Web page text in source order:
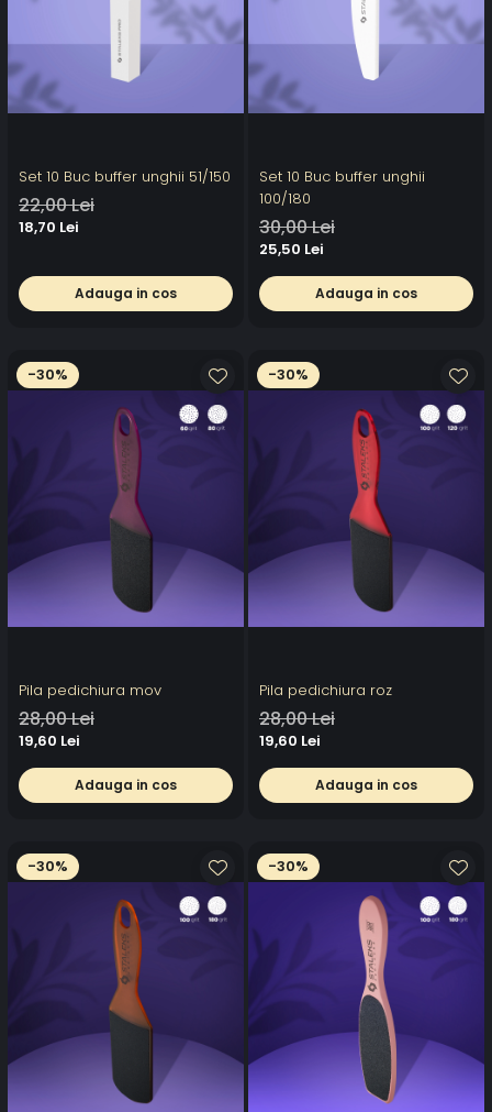
Set 10 Buc buffer unghii 51/150
22,00 Lei
18,70 Lei
Adauga in cos
Set 10 Buc buffer unghii
100/180
30,00 Lei
25,50 Lei
Adauga in cos
-30%
Pila pedichiura mov
28,00 Lei
19,60 Lei
Adauga in cos
-30%
Pila pedichiura roz
28,00 Lei
19,60 Lei
Adauga in cos
-30% -30%